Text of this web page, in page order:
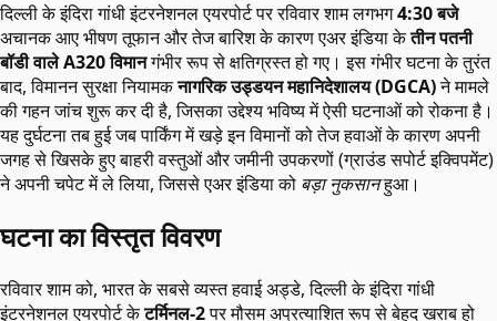
दिल्ली के इंदिरा गांधी इंटरनेशनल एयरपोर्ट पर रविवार शाम लगभग4:30 बजे
अचानक आए भीषण तूफान और तेज बारिश के कारण एअर इंडिया केतीन पतनी
बॉडी वाले A320 विमानगंभीर रूप से क्षतिग्रस्त हो गए। इस गंभीर घटना के तुरंत
बाद, विमानन सुरक्षा नियामकनागरिक उड्डयन महानिदेशालय (DGCA)ने मामले
की गहन जांच शुरू कर दी है, जिसका उद्देश्य भविष्य में ऐसी घटनाओं को रोकना है।
यह दुर्घटना तब हुई जब पार्किंग में खड़े इन विमानों को तेज हवाओं के कारण अपनी
जगह से खिसके हुए बाहरी वस्तुओं और जमीनी उपकरणों (ग्राउंड सपोर्ट इक्विपमेंट)
ने अपनी चपेट में ले लिया, जिससे एअर इंडिया को बड़ा नुकसानहुआ।
घटना का विस्तृत विवरण
रविवार शाम को, भारत के सबसे व्यस्त हवाई अड्डे, दिल्ली के इंदिरा गांधी
इंटरनेशनल एयरपोर्ट केटर्मिनल-2पर मौसम अप्रत्याशित रूप से बेहद खराब हो